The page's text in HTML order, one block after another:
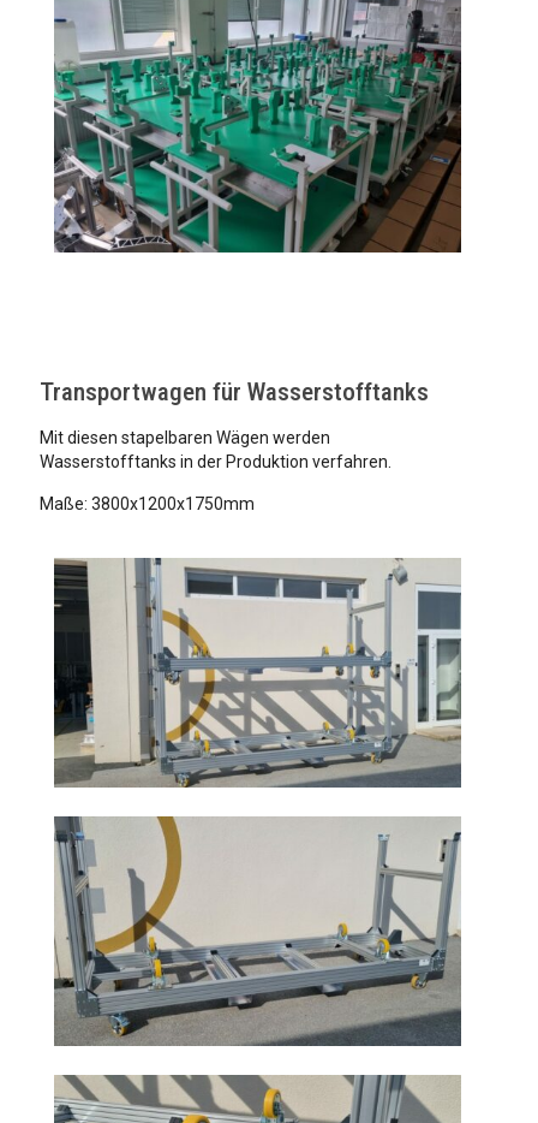
Transportwagen für Wasserstofftanks
Mit diesen stapelbaren Wägen werden
Wasserstofftanks in der Produktion verfahren.
Maße: 3800x1200x1750mm